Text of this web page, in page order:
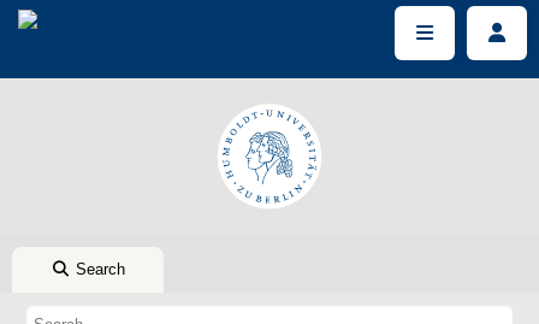
Search